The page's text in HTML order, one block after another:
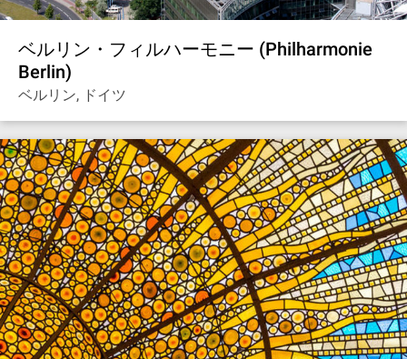
ベルリン・フィルハーモニー (Philharmonie
Berlin)
ベルリン, ドイツ